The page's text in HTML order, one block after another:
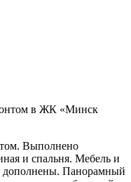
в ЖК «Минск
Выполнено
и спальня. Мебель и
дополнены. Панорамный